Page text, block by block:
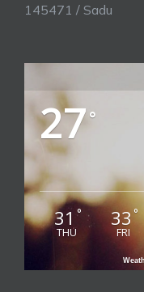
145471 / Sadu
27°
31 °
THU
33°
FRI